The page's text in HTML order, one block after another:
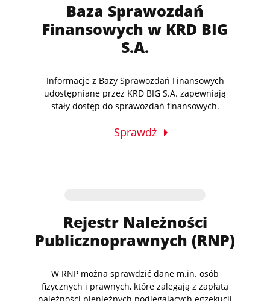
Baza Sprawozdań
Finansowych w KRD BIG
S.A.
Informacje z Bazy Sprawozdań Finansowych
udostępniane przez KRD BIG S.A. zapewniają
stały dostęp do sprawozdań finansowych.
Sprawdź
Rejestr Należności
Publicznoprawnych (RNP)
W RNP można sprawdzić dane m.in. osób
fizycznych i prawnych, które zalegają z zapłatą